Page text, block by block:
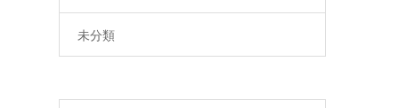
未分類